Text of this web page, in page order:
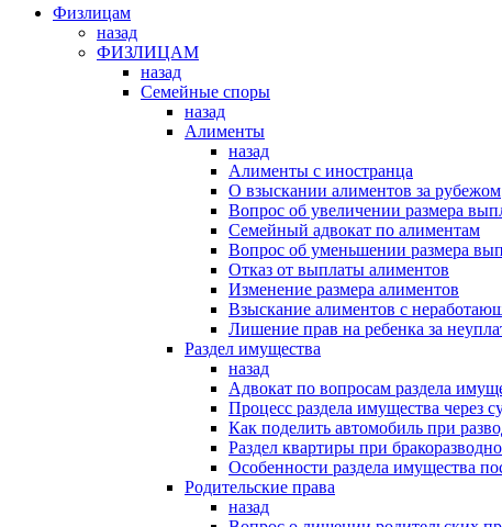
Физлицам
назад
ФИЗЛИЦАМ
назад
Семейные споры
назад
Алименты
назад
Алименты с иностранца
О взыскании алиментов за рубежом
Вопрос об увеличении размера
Семейный адвокат по алиментам
Вопрос об уменьшении размера
Отказ от выплаты алиментов
Изменение размера алиментов
Взыскание алиментов с
Лишение прав на ребенка за
Раздел имущества
назад
Адвокат по вопросам раздела
Процесс раздела имущества через
Как поделить автомобиль при
Раздел квартиры при
Особенности раздела имущества
Родительские права
назад